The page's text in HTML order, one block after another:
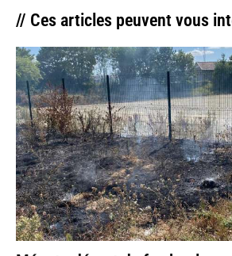
// Ces articles peuvent vous